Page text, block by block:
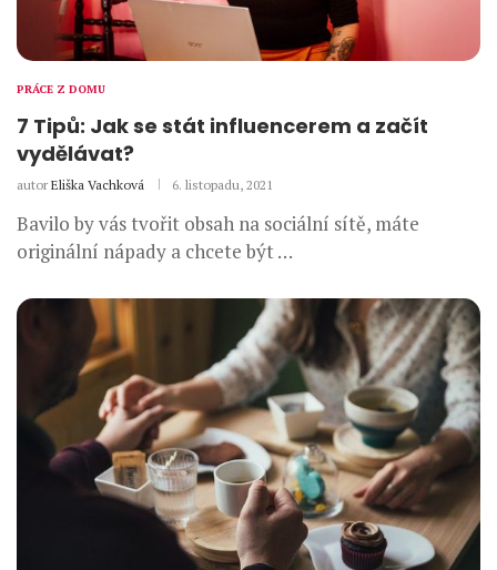
PRÁCE Z DOMU
7 Tipů: Jak se stát influencerem a začít
vydělávat?
autor Eliška Vachková 6. listopadu, 2021
Bavilo by vás tvořit obsah na sociální sítě, máte
originální nápady a chcete být …